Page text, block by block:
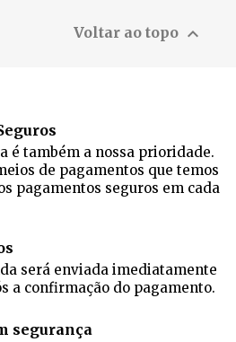
Voltar ao topo 
é também a nossa prioridade.
de pagamentos que temos
pagamentos seguros em cada
será enviada imediatamente
a confirmação do pagamento.
segurança